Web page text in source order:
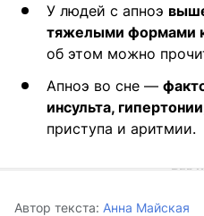
У людей с апноэ
тяжелыми формами
об этом можно
Апноэ во сне —
инсульта,
приступа и аритмии.
Автор текста: Анна Майская